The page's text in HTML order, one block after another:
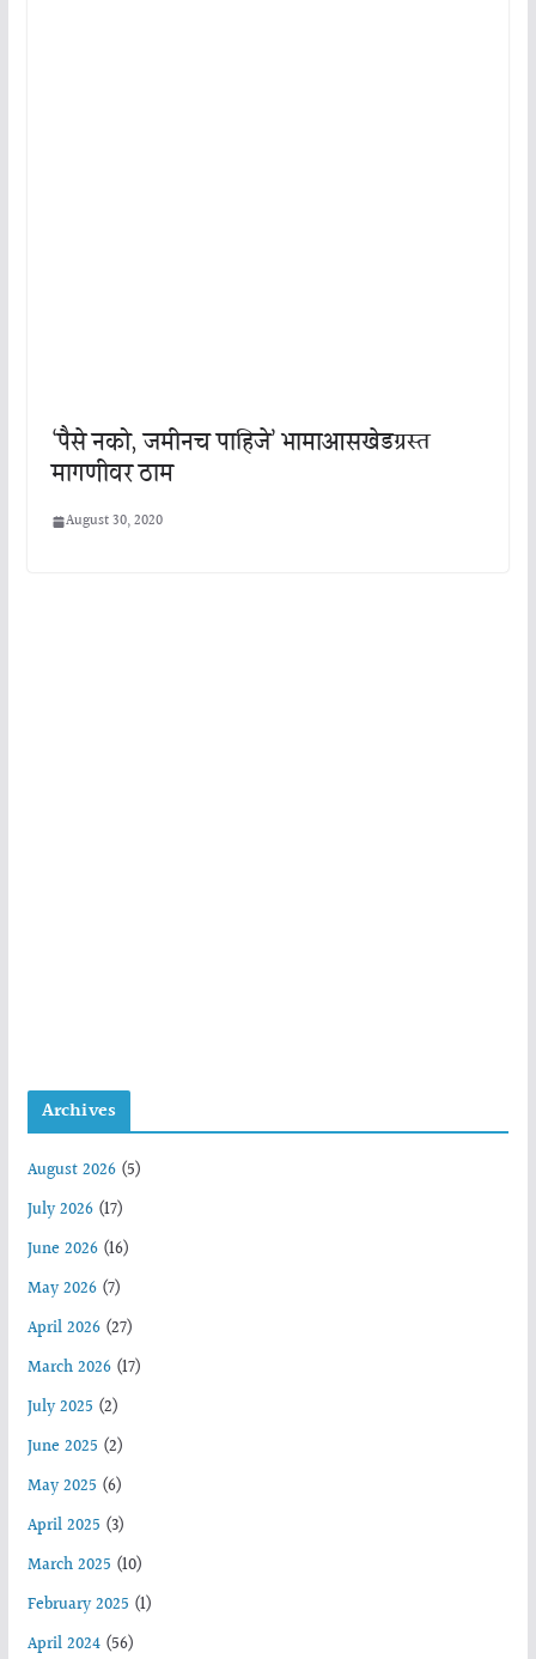
‘पैसे नको, जमीनच पाहिजे’ भामाआसखेडग्रस्त
मागणीवर ठाम
August 30, 2020
Archives
August 2026(5)
July 2026(17)
June 2026(16)
May 2026(7)
April 2026(27)
March 2026(17)
July 2025 (2)
June 2025 (2)
May 2025 (6)
April 2025 (3)
March 2025 (10)
February 2025 (1)
April 2024(56)